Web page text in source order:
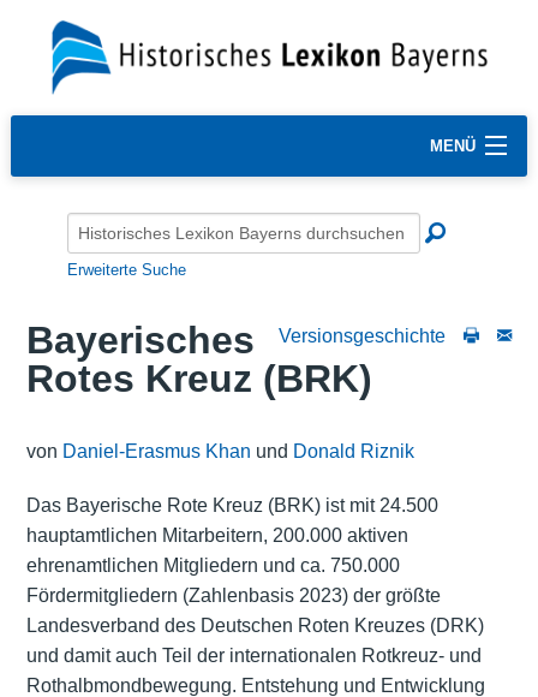
MENÜ
Erweiterte Suche
Versionsgeschichte
Bayerisches
Rotes Kreuz (BRK)
von Daniel-Erasmus Khan und Donald Riznik
Das Bayerische Rote Kreuz (BRK) ist mit 24.500
hauptamtlichen Mitarbeitern, 200.000 aktiven
ehrenamtlichen Mitgliedern und ca. 750.000
Fördermitgliedern (Zahlenbasis 2023) der größte
Landesverband des Deutschen Roten Kreuzes (DRK)
und damit auch Teil der internationalen Rotkreuz- und
Rothalbmondbewegung. Entstehung und Entwicklung